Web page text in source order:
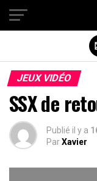
JEUX VIDÉO
SSX de
Publié il y a
ParXavier